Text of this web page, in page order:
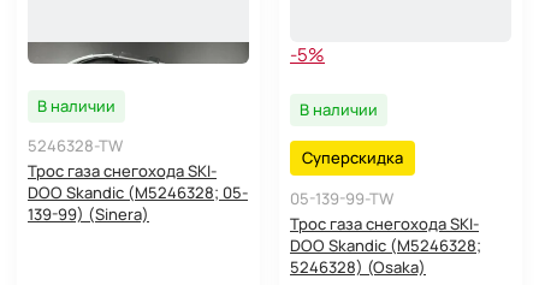
В наличии
5246328-TW
Трос газа снегохода SKI-
DOO Skandic (M5246328; 05-
139-99) (Sinera)
-5%
В наличии
Суперскидка
05-139-99-TW
Трос газа снегохода SKI-
DOO Skandic (M5246328;
5246328) (Osaka)